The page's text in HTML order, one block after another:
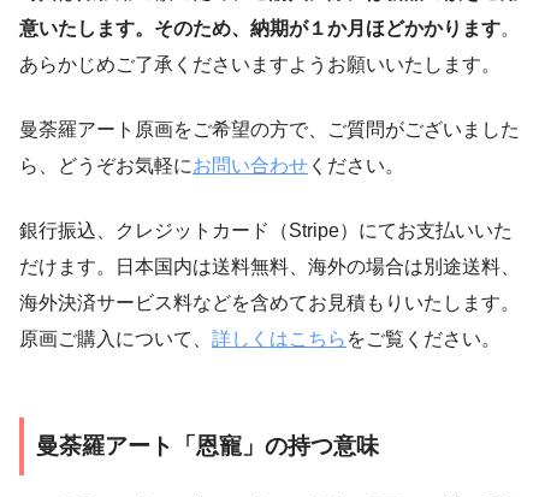
意いたします。そのため、納期が１か月ほどかかります。
あらかじめご了承くださいますようお願いいたします。
曼荼羅アート原画をご希望の方で、ご質問がございました
ら、どうぞお気軽にお問い合わせ ください。
銀行振込、クレジットカード（Stripe）にてお支払いいた
だけます。日本国内は送料無料、海外の場合は別途送料、
海外決済サービス料などを含めてお見積もりいたします。
原画ご購入について、 詳しくはこちら をご覧ください。
曼荼羅アート「恩寵」の持つ意味